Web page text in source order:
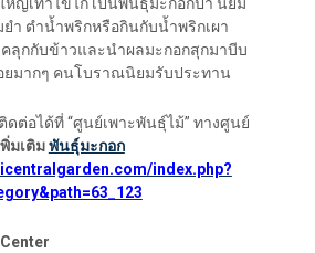
ำ ตำน้ำพริกหรือกินกับน้ำพริกเผา
คลุกกับข้าวและนำผลมะกอกสุกมาบีบ
ยมากๆ คนโบราณนิยมรับประทาน
ดต่อได้ที่ “ศูนย์เพาะพันธุ์ไม้” ทางศูนย์
มเติมพันธุ์มะกอก
index.php?